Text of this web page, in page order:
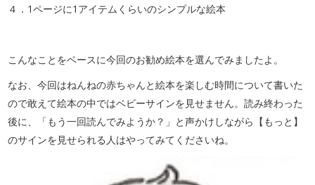
４．1ページに1アイテムくらいのシンプルな絵本
こんなことをベースに今回のお勧め絵本を選んでみましたよ。
なお、今回はねんねの赤ちゃんと絵本を楽しむ時間について書いた
ので敢えて絵本の中ではベビーサインを見せません。読み終わった
後に、「もう一回読んでみようか？」と声かけしながら【もっと】
のサインを見せられる人はやってみてくださいね。